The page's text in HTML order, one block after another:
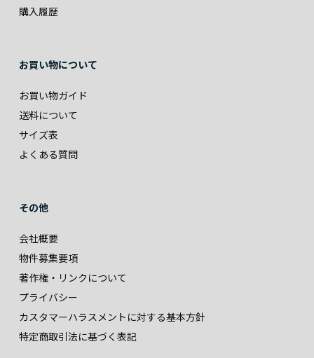
購入履歴
お買い物について
お買い物ガイド
送料について
サイズ表
よくある質問
その他
会社概要
物件募集要項
著作権・リンクについて
プライバシー
カスタマーハラスメントに対する基本方針
特定商取引法に基づく表記